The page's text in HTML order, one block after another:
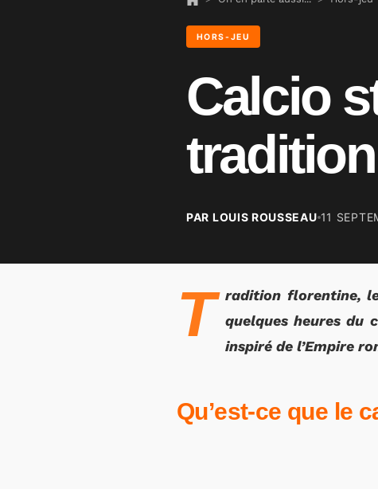
HORS-JEU
Calcio
PAR LOUIS ROUSSEAU 11
T radition florentine,
quelques heures du
inspiré de l’Empire
Qu’est-ce que le